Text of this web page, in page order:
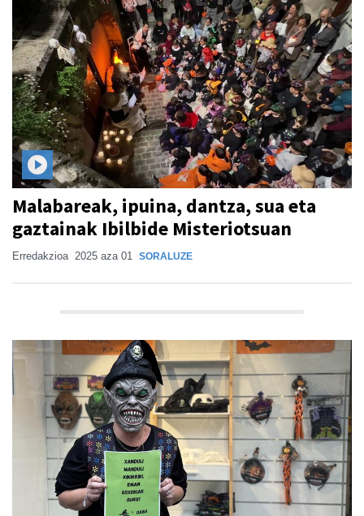
Malabareak, ipuina, dantza, sua eta
gaztainak Ibilbide Misteriotsuan
Erredakzioa 2025 aza 01 SORALUZE